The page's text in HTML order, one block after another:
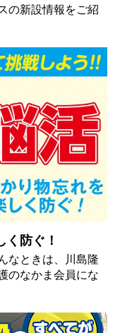
の新設情報をご紹
く防ぐ！
なときは、川島隆
のなかま会員にな